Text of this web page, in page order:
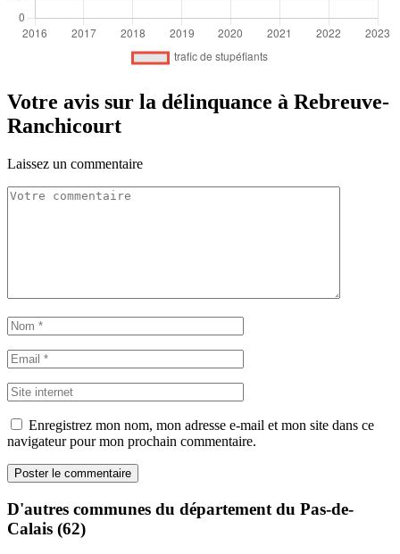
Votre avis sur la délinquance à Rebreuve-
Ranchicourt
Laissez un commentaire
Enregistrez mon nom, mon adresse e-mail et mon site dans ce
navigateur pour mon prochain commentaire.
D'autres communes du département du Pas-de-
Calais (62)